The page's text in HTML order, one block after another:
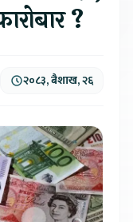
?
२०८३, बैशाख, २६